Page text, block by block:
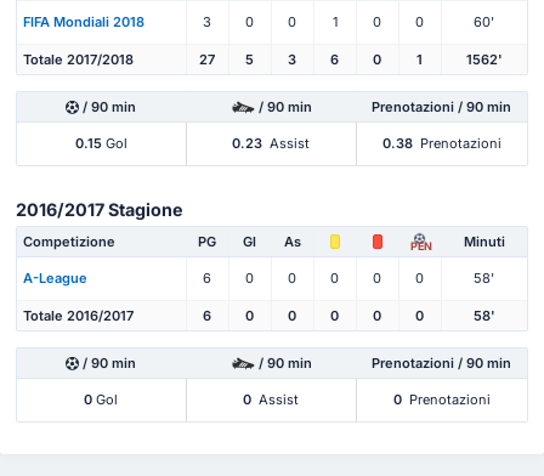
FIFA Mondiali 2018 3 0 0 1 0 0 60'
Totale 2017/2018 27 5 3 6 0 1 1562'
/ 90 min / 90 min Prenotazioni / 90 min
0.15Gol 0.23 Assist 0.38 Prenotazioni
2016/2017 Stagione
Competizione PG Gl As PEN Minuti
A-League 6 0 0 0 0 0 58'
Totale 2016/2017 6 0 0 0 0 0 58'
/ 90 min / 90 min Prenotazioni / 90 min
0 Gol 0 Assist 0 Prenotazioni